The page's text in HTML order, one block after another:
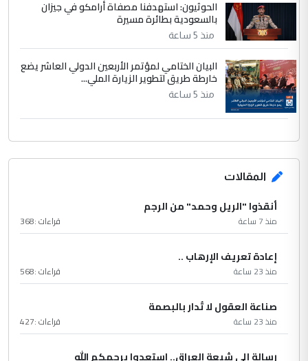
الحوثيون: استهدفنا مصفاة أرامكو في جيزان
بالسعودية بطائرة مسيرة
منذ 5 ساعة
البيان الختامي لمؤتمر الأربعين الدولي العاشر يضع
خارطة طريق لتطوير الزيارة الملي...
منذ 5 ساعة
المقالات
أنقذوا "الريل وحمد" من الرجم
منذ 7 ساعة قراءات :368
إعادة تعريف الإرهاب ..
منذ 23 ساعة قراءات :568
صناعة العقول لا تُدار بالبصمة
منذ 23 ساعة قراءات :427
رسالة إلى شيعة العراق.. استعدوا يرحمكم الله